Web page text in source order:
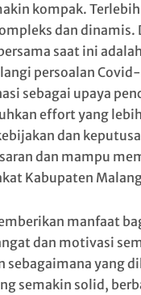
kompak.
dan dinamis.
saat ini
persoalan
sebagai upaya
effort yang
dan
dan mampu
Kabupaten
manfaat
dan motivasi
yang
semakin solid,